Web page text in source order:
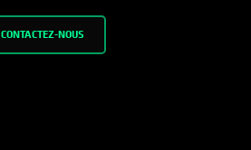
CONTACTEZ-NOUS